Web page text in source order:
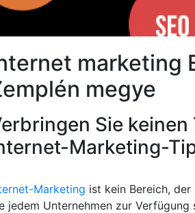
marketing
megye
Sie
Marketing-
Marketing ist kein Bereich,
jedem Unternehmen zur Verfügung